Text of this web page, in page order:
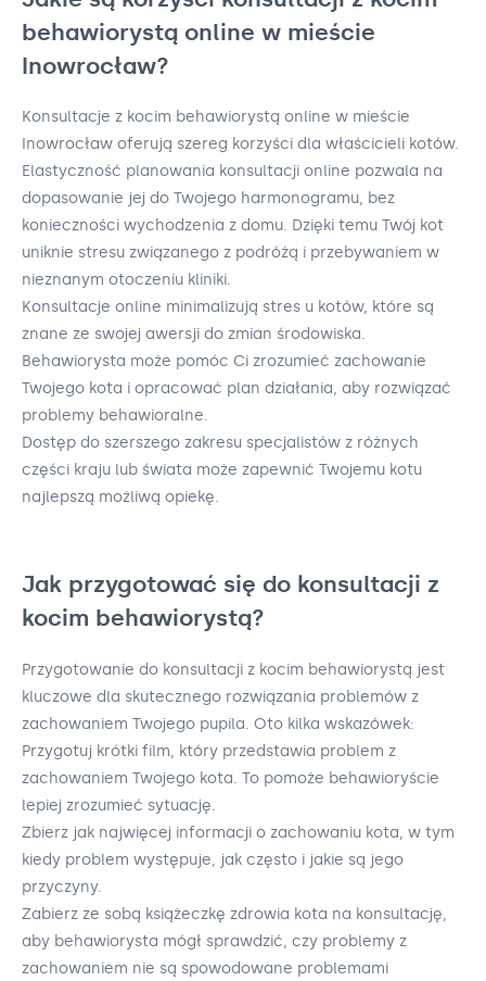
behawiorystą online w mieście
Inowrocław?
Konsultacje z kocim behawiorystą online w mieście
Inowrocław oferują szereg korzyści dla właścicieli kotów.
Elastyczność planowania konsultacji online pozwala na
dopasowanie jej do Twojego harmonogramu, bez
konieczności wychodzenia z domu. Dzięki temu Twój kot
uniknie stresu związanego z podróżą i przebywaniem w
nieznanym otoczeniu kliniki.
Konsultacje online minimalizują stres u kotów, które są
znane ze swojej awersji do zmian środowiska.
Behawiorysta może pomóc Ci zrozumieć zachowanie
Twojego kota i opracować plan działania, aby rozwiązać
problemy behawioralne.
Dostęp do szerszego zakresu specjalistów z różnych
części kraju lub świata może zapewnić Twojemu kotu
najlepszą możliwą opiekę.
Jak przygotować się do konsultacji z
kocim behawiorystą?
Przygotowanie do konsultacji z kocim behawiorystą jest
kluczowe dla skutecznego rozwiązania problemów z
zachowaniem Twojego pupila. Oto kilka wskazówek:
Przygotuj krótki film, który przedstawia problem z
zachowaniem Twojego kota. To pomoże behawioryście
lepiej zrozumieć sytuację.
Zbierz jak najwięcej informacji o zachowaniu kota, w tym
kiedy problem występuje, jak często i jakie są jego
przyczyny.
Zabierz ze sobą książeczkę zdrowia kota na konsultację,
aby behawiorysta mógł sprawdzić, czy problemy z
zachowaniem nie są spowodowane problemami